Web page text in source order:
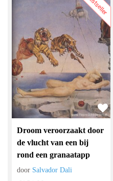
Droom veroorzaakt door
de vlucht van een bij
rond een granaatapp
door Salvador Dali